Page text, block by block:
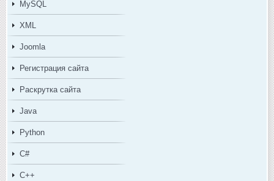
MySQL
XML
Joomla
Регистрация сайта
Раскрутка сайта
Java
Python
C#
C++